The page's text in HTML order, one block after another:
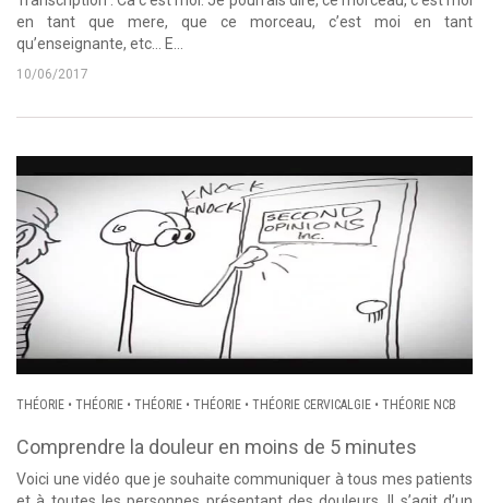
en tant que mere, que ce morceau, c’est moi en tant
qu’enseignante, etc… E...
10/06/2017
THÉORIE • THÉORIE • THÉORIE • THÉORIE • THÉORIE CERVICALGIE • THÉORIE NCB
Comprendre la douleur en moins de 5 minutes
Voici une vidéo que je souhaite communiquer à tous mes patients